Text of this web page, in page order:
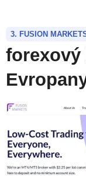
3. FUSION
forexový